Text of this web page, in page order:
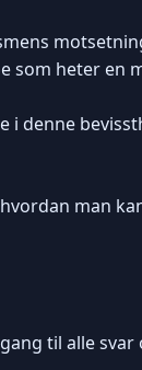
som heter en
denne
man
til alle